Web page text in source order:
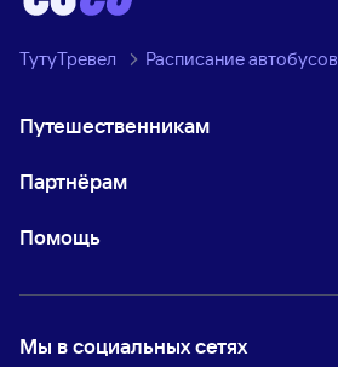
ТутуТревел Расписание автобусов
Путешественникам
Партнёрам
Помощь
Мы в социальных сетях